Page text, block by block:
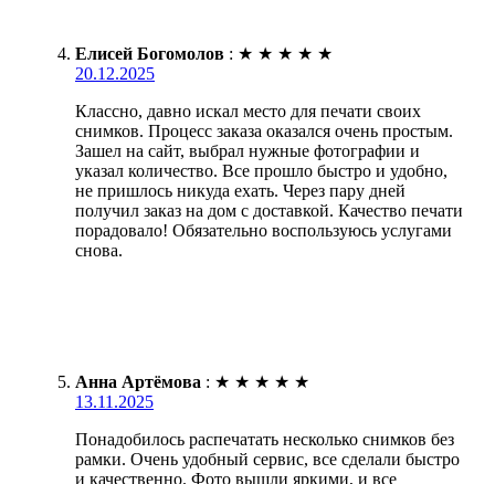
Елисей Богомолов : ★ ★ ★ ★ ★
20.12.2025
Классно, давно искал место для печати своих
снимков. Процесс заказа оказался очень простым.
Зашел на сайт, выбрал нужные фотографии и
указал количество. Все прошло быстро и удобно,
не пришлось никуда ехать. Через пару дней
получил заказ на дом с доставкой. Качество печати
порадовало! Обязательно воспользуюсь услугами
снова.
Анна Артёмова : ★ ★ ★ ★ ★
13.11.2025
Понадобилось распечатать несколько снимков без
рамки. Очень удобный сервис, все сделали быстро
и качественно. Фото вышли яркими, и все